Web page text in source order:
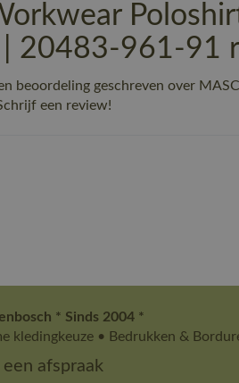
| 20483-961-91
beoordeling geschreven over
een review!
* Sinds 2004 *
kledingkeuze • Bedrukken &
afspraak